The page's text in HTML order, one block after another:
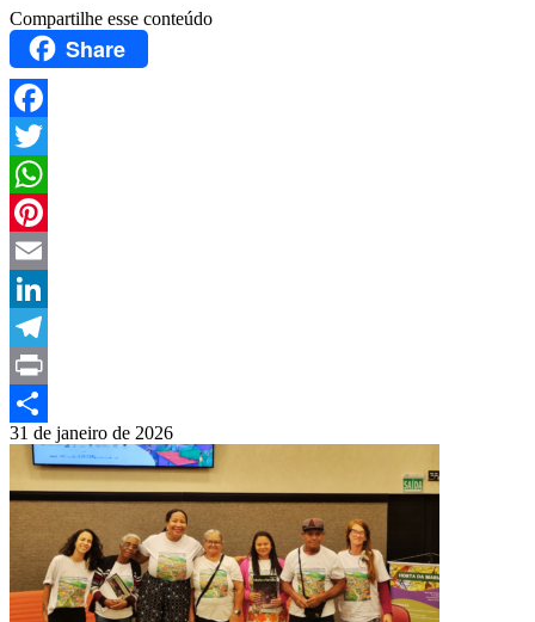
Compartilhe esse conteúdo
Share
Facebook
Twitter
WhatsApp
Pinterest
Email
LinkedIn
Telegram
Print
Compartilhar
31 de janeiro de 2026